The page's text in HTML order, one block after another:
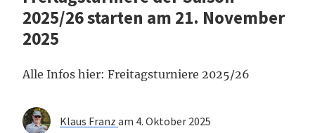
2025/26 starten am 21. November
2025
Alle Infos hier: Freitagsturniere 2025/26
Klaus Franz am 4. Oktober 2025